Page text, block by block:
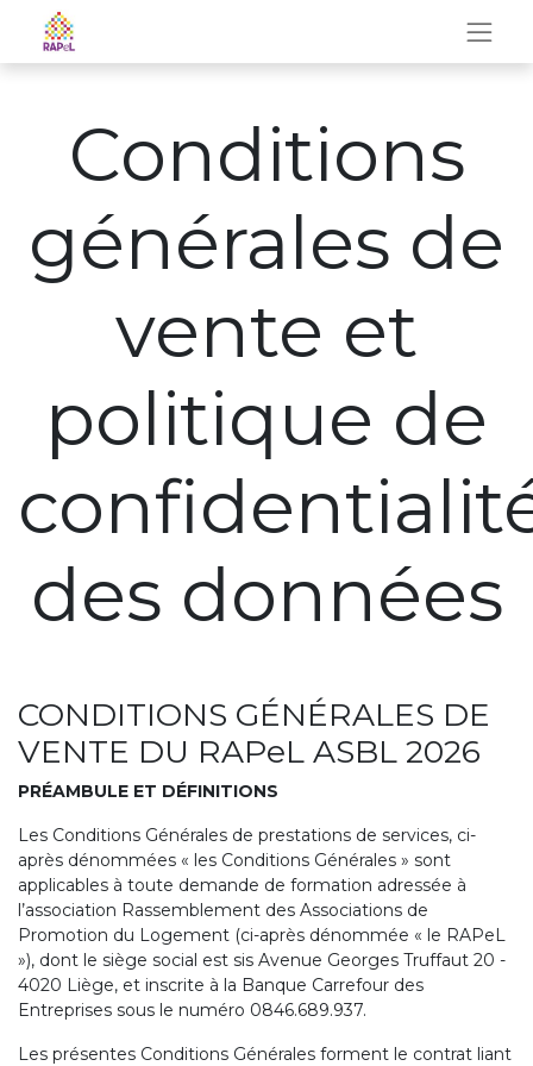
Conditions
générales de
vente et
politique de
des données
CONDITIONS GÉNÉRALES DE
VENTE DU RAPeL ASBL 2026
PRÉAMBULE ET DÉFINITIONS
Les Conditions Générales de prestations de services, ci-
après dénommées « les Conditions Générales » sont
applicables à toute demande de formation adressée à
l’association Rassemblement des Associations de
Promotion du Logement (ci-après dénommée « le RAPeL
»), dont le siège social est sis Avenue Georges Truffaut 20 -
4020 Liège, et inscrite à la Banque Carrefour des
Entreprises sous le numéro 0846.689.937.
Les présentes Conditions Générales forment le contrat liant